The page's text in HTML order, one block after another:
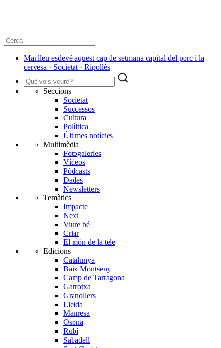
Manlleu esdevé aquest cap de setmana capital del porc i la
cervesa · Societat · Ripollès
Seccions
Societat
Successos
Cultura
Políltica
Últimes notícies
Multimèdia
Fotogaleries
Vídeos
Pòdcasts
Dades
Newsletters
Temàtics
Impacte
Next
Viure bé
Criar
El món de la tele
Edicions
Catalunya
Baix Montseny
Camp de Tarragona
Garrotxa
Granollers
Lleida
Manresa
Osona
Rubí
Sabadell